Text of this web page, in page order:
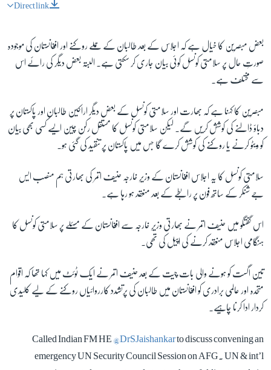
Direct link
بعض مبصرین کا خیال ہے کہ اجلاس کے بعد طالبان کے حملے روکنے اور افغانستان کی موجودہ
صورتِ حال پر سلامتی کونسل کوئی بیان جاری کر سکتی ہے۔ البتہ بعض دیگر کی رائے اس
سے مختلف ہے۔
مبصرین کا کہنا ہے کہ بھارت اور سلامتی کونسل کے بعض دیگر اراکین طالبان اور پاکستان پر
دباؤ ڈالنے کی کوشش کریں گے۔ لیکن سلامتی کونسل کا مستقل رکن چین ایسے کسی بھی بیان
کو ویٹو کرنے یا روکنے کی کوشش کرے گا جس میں پاکستان پر تنقید کی گئی ہو۔
سلامتی کونسل کا یہ اجلاس افغانستان کے وزیرِ خارجہ حنیف اتمر کی بھارتی ہم منصب ایس
جے شنکر کے ساتھ فون پر رابطے کے بعد منعقد ہو رہا ہے۔
اس گفتگو میں حنیف اتمر نے بھارتی وزیرِ خارجہ سے افغانستان کے مسئلے پر سلامتی کونسل کا
ہنگامی اجلاس منعقد کرنے کی اپیل کی تھی۔
تین اگست کو ہونے والی بات چیت کے بعد حنیف اتمر نے ایک ٹوئٹ میں کہا تھا کہ اقوام
متحدہ اور عالمی برادری کو افغانستان میں طالبان کی پرتشدد کارروائیاں روکنے کے لیے کلیدی
کردار ادا کرنا چاہیے۔
Called Indian FM HE @DrSJaishankarto discuss convening an
emergency UN Security Council Session on AFG. UN & int’l